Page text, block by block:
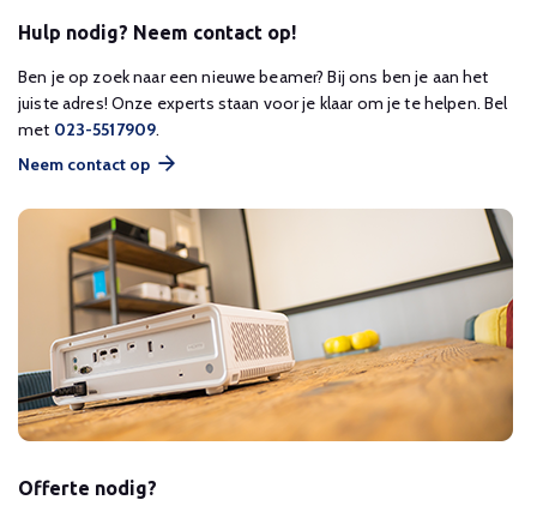
Hulp nodig? Neem contact op!
Ben je op zoek naar een nieuwe beamer? Bij ons ben je aan het
juiste adres! Onze experts staan voor je klaar om je te helpen. Bel
met 023-5517909.
Neem contact op
Offerte nodig?